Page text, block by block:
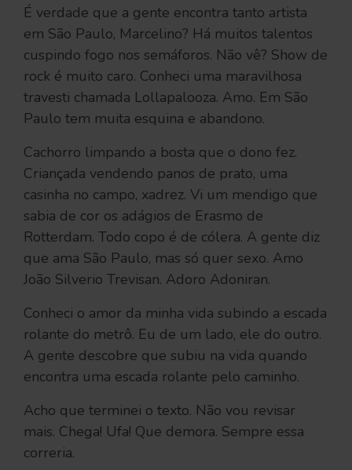
É verdade que a gente encontra tanto artista
em São Paulo, Marcelino? Há muitos talentos
cuspindo fogo nos semáforos. Não vê? Show de
rock é muito caro. Conheci uma maravilhosa
travesti chamada Lollapalooza. Amo. Em São
Paulo tem muita esquina e abandono.
Cachorro limpando a bosta que o dono fez.
Criançada vendendo panos de prato, uma
casinha no campo, xadrez. Vi um mendigo que
sabia de cor os adágios de Erasmo de
Rotterdam. Todo copo é de cólera. A gente diz
que ama São Paulo, mas só quer sexo. Amo
João Silverio Trevisan. Adoro Adoniran.
Conheci o amor da minha vida subindo a escada
rolante do metrô. Eu de um lado, ele do outro.
A gente descobre que subiu na vida quando
encontra uma escada rolante pelo caminho.
Acho que terminei o texto. Não vou revisar
mais. Chega! Ufa! Que demora. Sempre essa
correria.